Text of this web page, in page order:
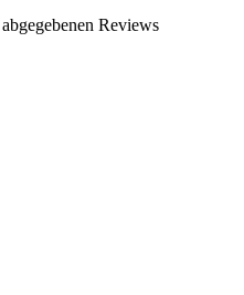
Reviews